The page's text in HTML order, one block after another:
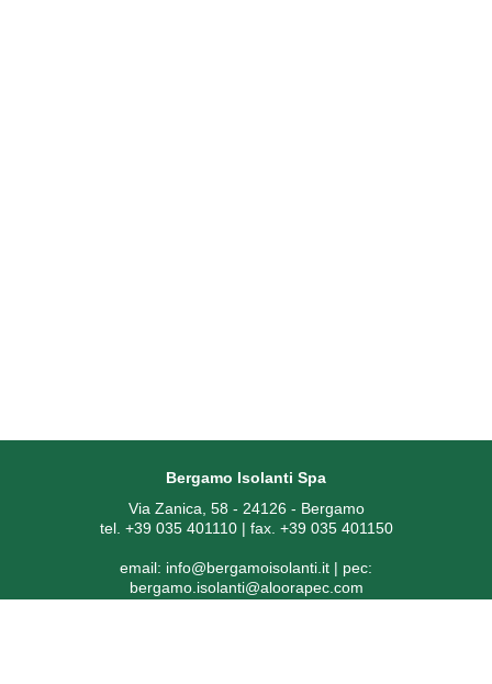
Bergamo Isolanti Spa
Via Zanica, 58 - 24126 - Bergamo
tel. +39 035 401110 | fax. +39 035 401150
email: info@bergamoisolanti.it | pec:
bergamo.isolanti@aloorapec.com